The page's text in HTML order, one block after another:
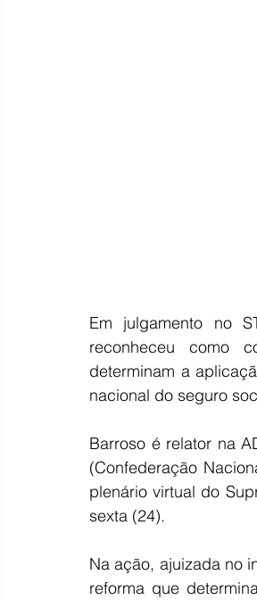
Em julgamento no
reconheceu como
determinam a
nacional do seguro
Barroso é relator na
(Confederação
plenário virtual do
sexta (24).
Na ação, ajuizada no
reforma que